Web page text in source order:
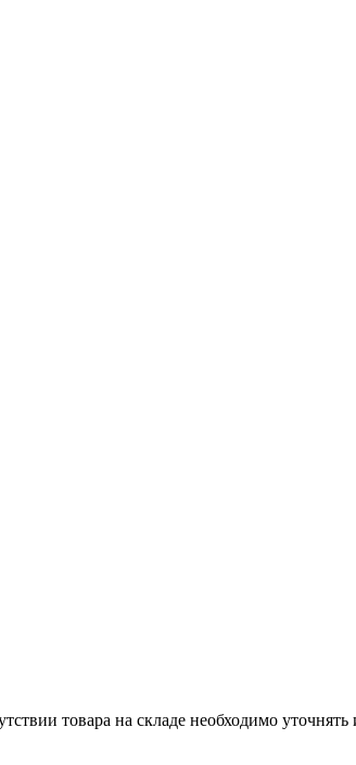
товара на складе необходимо